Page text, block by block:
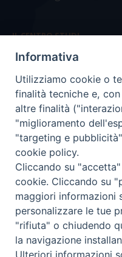
IL CENTRO STUDI
La nostra storia
Statuto
Presidenza e ufficio
Consiglio scientifico
Coordinamento
COPYRIGHT Scienza &
diritti -
Informativa
Utilizziamo cookie o
finalità tecniche e,
altre finalità
"miglioramento
"targeting e
cookie policy.
Cliccando su
cookie. Cliccando su
maggiori informazioni
personalizzare le tue
"rifiuta" o chiudendo
la navigazione